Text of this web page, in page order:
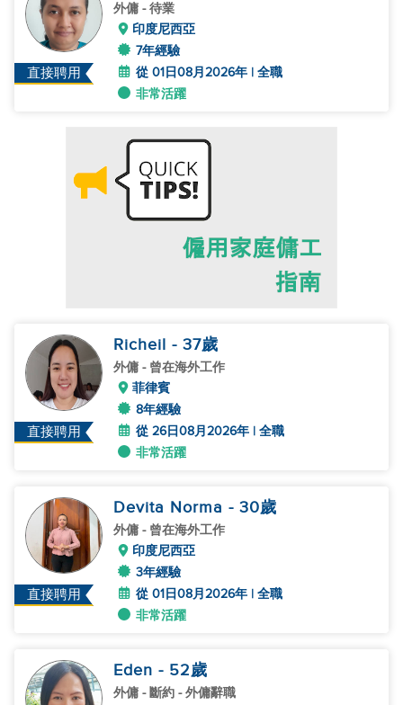
直接聘用
外傭 - 待業
印度尼西亞
7年經驗
從 01日08月2026年 | 全職
非常活躍
直接聘用
Richeil - 37歲
外傭 - 曾在海外工作
菲律賓
8年經驗
從 26日08月2026年 | 全職
非常活躍
直接聘用
Devita Norma - 30歲
外傭 - 曾在海外工作
印度尼西亞
3年經驗
從 01日08月2026年 | 全職
非常活躍
Eden - 52歲
外傭 - 斷約 - 外傭辭職